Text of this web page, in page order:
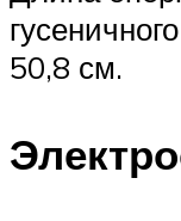
50,8 см.